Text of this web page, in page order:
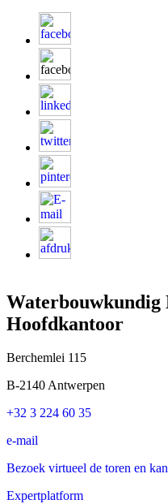
Hoofdkantoor
Berchemlei 115
B-2140 Antwerpen
+32 3 224 60 35
e-mail
Bezoek virtueel de toren en
Expertplatform